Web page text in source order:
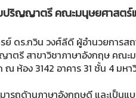
ริญญาตรี คณะมนุษยศาสตร์
ดร.กวิน วงศ์ลีดี ผู้อำนวยการส
รี สาขาวิชาภาษาอังกฤษ คณะ
ห้อง 3142 อาคาร 31 ชั้น 4 มห
รถด้านภาษาอังกฤษดี และเป็น